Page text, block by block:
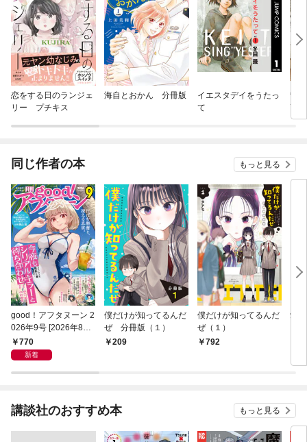
恋をする日のランジェ
リー プチキス
海自とおかん 分冊版
イエスタデイをうたっ
て
背
高
こ
同じ作者の本 もっと見る
good！アフタヌーン 2
026年9号 [2026年8月
6日発売]
770
新着
僕だけが知ってるんだ
ぜ 分冊版（１）
209
僕だけが知ってるんだ
ぜ（１）
792
愛
講談社のおすすめ本 もっと見る